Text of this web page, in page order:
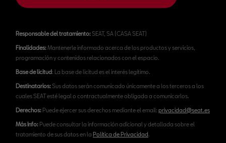
Responsable del tratamiento:SEAT, SA (CASA SEAT)
Finalidades:Mantenerle informado acerca de los productos y servicios,
programación y contenidos relacionados con el espacio.
Base de licitud: La base de licitud es el interés legítimo.
Destinatarios:Sus datos serán comunicado únicamente a los terceros a los
cuales SEAT esté legal o contractualmente obligada a comunicarlos.
Derechos: Puede ejercer sus derechos mediante el email: privacidad@seat.es
Más Info: Puede consultar la información adicional y detallada sobre el
tratamiento de sus datos en la Política de Privacidad.